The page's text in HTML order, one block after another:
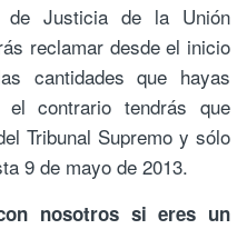
de Justicia de la Unión
reclamar desde el inicio
cantidades que hayas
contrario tendrás que
Tribunal Supremo y sólo
9 de mayo de 2013.
nosotros si eres un